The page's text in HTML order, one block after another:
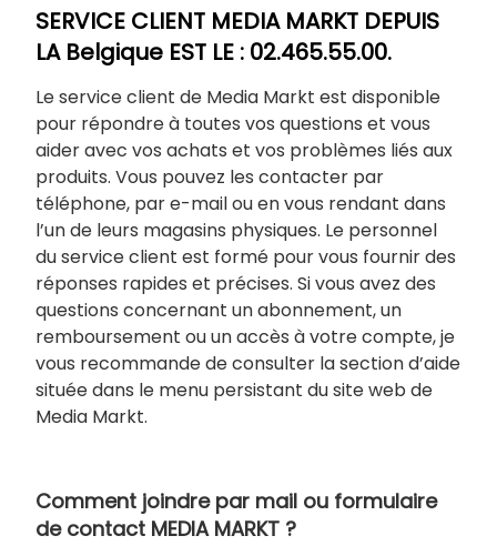
SERVICE CLIENT MEDIA MARKT DEPUIS
LA Belgique EST LE : 02.465.55.00.
Le service client de Media Markt est disponible
pour répondre à toutes vos questions et vous
aider avec vos achats et vos problèmes liés aux
produits. Vous pouvez les contacter par
téléphone, par e-mail ou en vous rendant dans
l’un de leurs magasins physiques. Le personnel
du service client est formé pour vous fournir des
réponses rapides et précises. Si vous avez des
questions concernant un abonnement, un
remboursement ou un accès à votre compte, je
vous recommande de consulter la section d’aide
située dans le menu persistant du site web de
Media Markt.
Comment joindre par mail ou formulaire
de contact MEDIA MARKT ?